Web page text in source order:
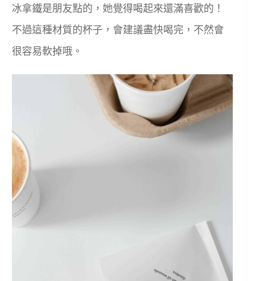
冰拿鐵是朋友點的，她覺得喝起來還滿喜歡的！
不過這種材質的杯子，會建議盡快喝完，不然會
很容易軟掉哦。